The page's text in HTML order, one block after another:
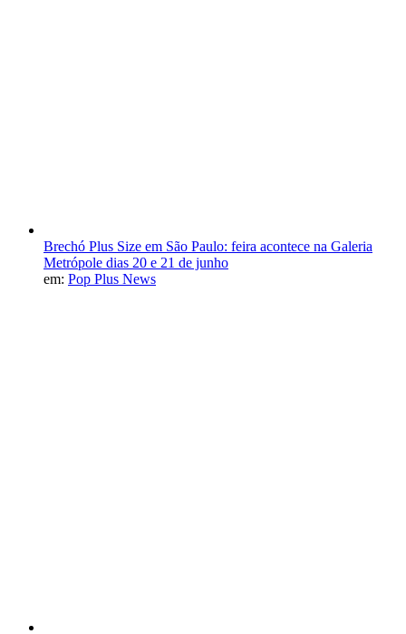
Brechó Plus Size em São Paulo: feira acontece na Galeria
Metrópole dias 20 e 21 de junho
em: Pop Plus News